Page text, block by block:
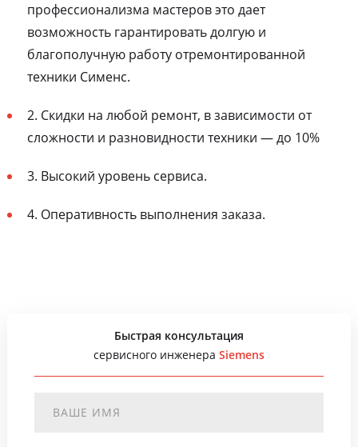
профессионализма мастеров это дает
возможность гарантировать долгую и
благополучную работу отремонтированной
техники Сименс.
2. Скидки на любой ремонт, в зависимости от
сложности и разновидности техники — до 10%
3. Высокий уровень сервиса.
4. Оперативность выполнения заказа.
Быстрая консультация
сервисного инженера Siemens